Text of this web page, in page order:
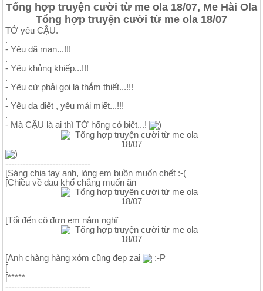
Tổng hợp truyện cười từ me ola 18/07, Me Hài Ola
Tổng hợp truyện cười từ me ola 18/07
TỚ yêu CẬU.
.
- Yêu dã man...!!!
.
- Yêu khủnq khiếp...!!!
.
- Yêu cứ phải gọi là thắm thiết...!!!
.
- Yêu da diết , yêu mải miết...!!!
.
- Mà CẬU là ai thì TỚ hổng có biết...!
)
)
-----------------------------
[Sáng chia tay anh, lòng em buồn muốn chết :-(
[Chiều về đau khổ chẳng muốn ăn
[Tối đến cô đơn em nằm nghĩ
[Anh chàng hàng xóm cũng đẹp zai
:-P
[
[*****
-----------------------------